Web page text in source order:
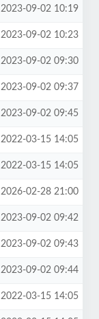
2023-09-02 10:19
2023-09-02 10:23
2023-09-02 09:30
2023-09-02 09:37
2023-09-02 09:45
2022-03-15 14:05
2022-03-15 14:05
2026-02-28 21:00
2023-09-02 09:42
2023-09-02 09:43
2023-09-02 09:44
2022-03-15 14:05